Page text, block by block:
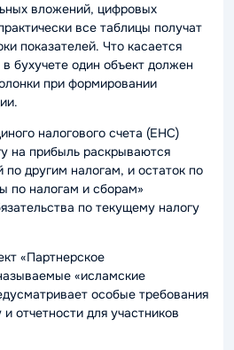
вложений, цифровых
все таблицы получат
показателей. Что касается
бухучете один объект должен
при формировании
налогового счета (ЕНС)
на прибыль раскрываются
по другим налогам, и остаток по
по налогам и сборам»
по текущему налогу
«Партнерское
«исламские
особые требования
отчетности для участников